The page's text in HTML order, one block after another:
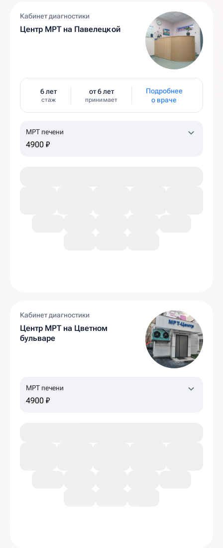
Кабинет диагностики
Центр МРТ на Павелецкой
6 лет
стаж
от 6 лет
принимает
Подробнее
о враче
МРТ печени
4900 ₽
Кабинет диагностики
Центр МРТ на Цветном
бульваре
МРТ печени
4900 ₽